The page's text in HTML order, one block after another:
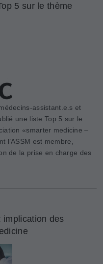
5 sur le thème
assistant.e.s et
une liste Top 5 sur le
«smarter medicine –
l’ASSM est membre,
de la prise en charge des
implication des